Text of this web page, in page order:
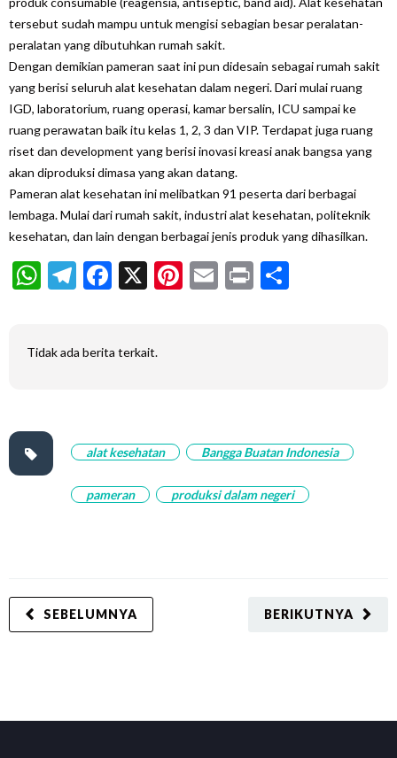
tersebut sudah mampu untuk mengisi sebagian besar peralatan-
peralatan yang dibutuhkan rumah sakit.
Dengan demikian pameran saat ini pun didesain sebagai rumah sakit
yang berisi seluruh alat kesehatan dalam negeri. Dari mulai ruang
IGD, laboratorium, ruang operasi, kamar bersalin, ICU sampai ke
ruang perawatan baik itu kelas 1, 2, 3 dan VIP. Terdapat juga ruang
riset dan development yang berisi inovasi kreasi anak bangsa yang
akan diproduksi dimasa yang akan datang.
Pameran alat kesehatan ini melibatkan 91 peserta dari berbagai
lembaga. Mulai dari rumah sakit, industri alat kesehatan, politeknik
kesehatan, dan lain dengan berbagai jenis produk yang dihasilkan.
WhatsApp
Telegram
Facebook
X Pinterest
Email
Print
Tidak ada berita terkait.
alat kesehatan Bangga Buatan Indonesia
pameran produksi dalam negeri
BERIKUTNYA
SEBELUMNYA